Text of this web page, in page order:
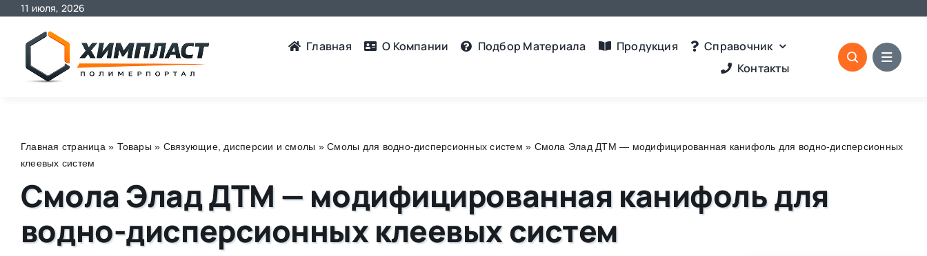
Skip
content
11 июля, 2026
Главная О Компании Подбор Материалa Продукция
Справочник
Контакты
Главная страница » Товары » Связующие, дисперсии и смолы »Смолы для водно-дисперсионных систем » Смола Элад ДТМ — модифицированная канифоль для водно-дисперсионных
клеевых систем
Смола Элад ДТМ — модифицированная канифоль для
водно-дисперсионных клеевых систем